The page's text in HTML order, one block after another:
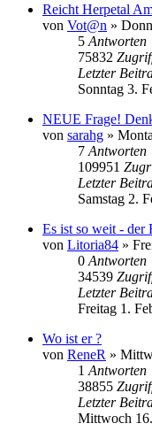
Reicht Herpetal
von Vot@n »
5 Antworten
75832
Letzter
Sonntag 3.
NEUE Frage!
von sarahg »
7 Antworten
109951
Letzter
Samstag 2.
Es ist so weit - der
von Litoria84 »
0 Antworten
34539
Letzter
Freitag 1.
Wo ist er ?
von ReneR »
1 Antworten
38855
Letzter
Mittwoch